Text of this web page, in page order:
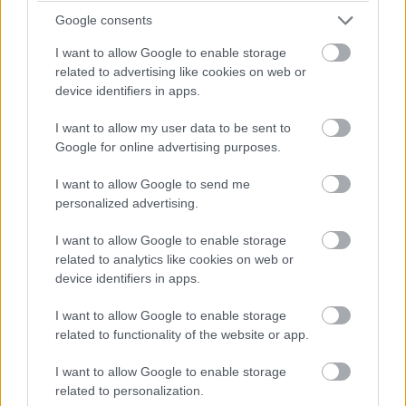
Google consents
I want to allow Google to enable storage
related to advertising like cookies on web or
device identifiers in apps.
I want to allow my user data to be sent to
Google for online advertising purposes.
I want to allow Google to send me
personalized advertising.
I want to allow Google to enable storage
related to analytics like cookies on web or
device identifiers in apps.
I want to allow Google to enable storage
related to functionality of the website or app.
I want to allow Google to enable storage
related to personalization.
SDN, including the emerging OpenFlow standard, will be
a key underlying technology to power both scientific and
network advances, according to Boyd. SDN separates
the control of networks from the equipment that moves
that traffic around. Internet2 devoted a day at its
meeting to a discussion of the emerging technology,
which Internet2 participants and other presenters said
what networks can do. It lets engineers program
networks in an open-ended way rather than just
configuring dedicated network devices, they said.
Internet2 is building SDN capability into its 100Gbps
types of networks while also providing for new types of
services that Internet2 can offer its member institutions,
according to Boyd.